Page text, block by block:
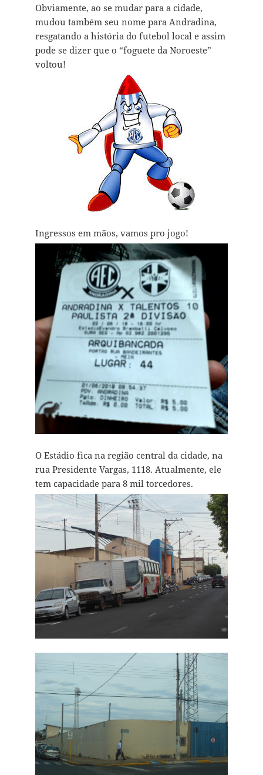
Obviamente, ao se mudar para a cidade,
mudou também seu nome para Andradina,
resgatando a história do futebol local e assim
pode se dizer que o “foguete da Noroeste”
voltou!
Ingressos em mãos, vamos pro jogo!
O Estádio fica na região central da cidade, na
rua Presidente Vargas, 1118. Atualmente, ele
tem capacidade para 8 mil torcedores.